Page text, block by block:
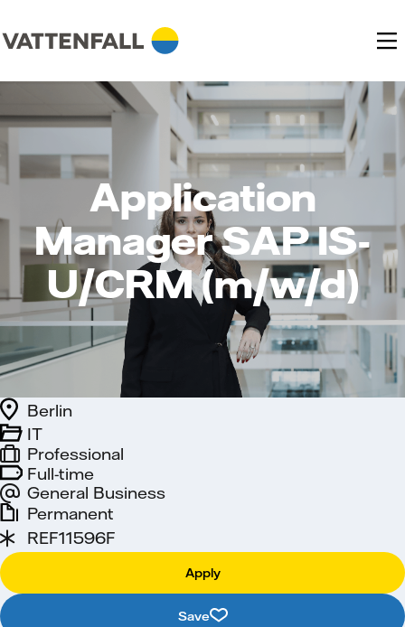
Application
Manager SAP IS-
U/CRM (m/w/d)
Full-time
General Business
IT
Berlin
Professional
Permanent
REF11596F
Apply
Save